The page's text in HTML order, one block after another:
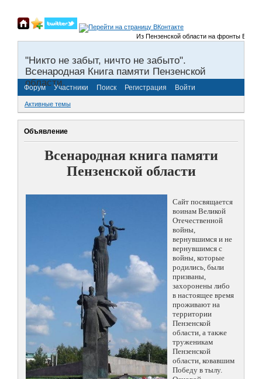
Из Пензенской области на фронты
"Никто не забыт, ничто не забыто".
Всенародная Книга памяти Пензенской
области.
Форум Участники Поиск Регистрация Войти
Активные темы
Объявление
Всенародная книга памяти
Пензенской области
Сайт посвящается
воинам Великой
Отечественной
войны,
вернувшимся и не
вернувшимся с
войны, которые
родились, были
призваны,
захоронены либо
в настоящее время
проживают на
территории
Пензенской
области, а также
труженикам
Пензенской
области, ковавшим
Победу в тылу.